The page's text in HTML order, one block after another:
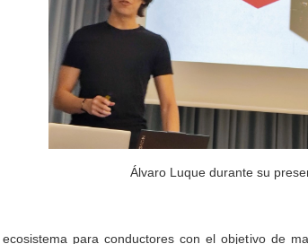
Álvaro Luque durante su
para conductores con el objetivo de